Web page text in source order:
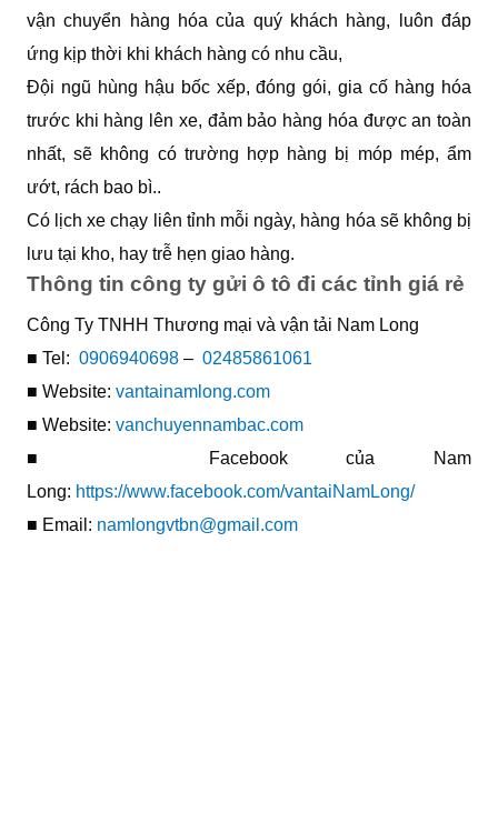
vận chuyển hàng hóa của quý khách hàng, luôn đáp
ứng kịp thời khi khách hàng có nhu cầu,
Đội ngũ hùng hậu bốc xếp, đóng gói, gia cố hàng hóa
trước khi hàng lên xe, đảm bảo hàng hóa được an toàn
nhất, sẽ không có trường hợp hàng bị móp mép, ẩm
ướt, rách bao bì..
Có lịch xe chạy liên tỉnh mỗi ngày, hàng hóa sẽ không bị
lưu tại kho, hay trễ hẹn giao hàng.
Thông tin công ty gửi ô tô đi các tỉnh giá rẻ
Công Ty TNHH Thương mại và vận tải Nam Long
■ Tel: 0906940698 – 02485861061
■ Website: vantainamlong.com
■ Website: vanchuyennambac.com
■ Facebook của Nam
Long: https://www.facebook.com/vantaiNamLong/
■ Email: namlongvtbn@gmail.com